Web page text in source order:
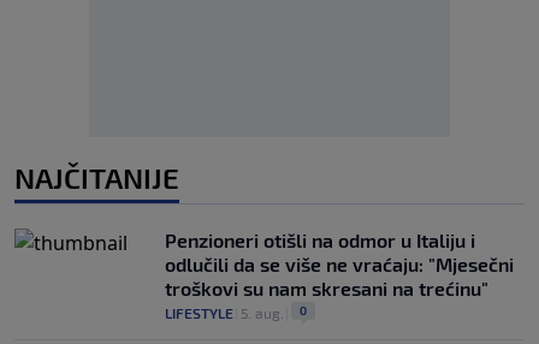
NAJČITANIJE
Penzioneri otišli na odmor u Italiju i
odlučili da se više ne vraćaju: "Mjesečni
troškovi su nam skresani na trećinu"
LIFESTYLE 5. aug. 0